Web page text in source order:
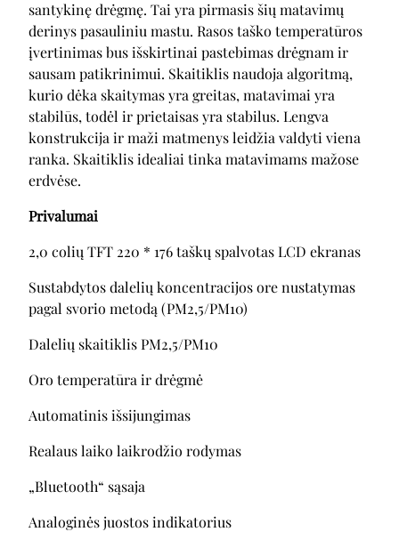
santykinę drėgmę. Tai yra pirmasis šių matavimų
derinys pasauliniu mastu. Rasos taško temperatūros
įvertinimas bus išskirtinai pastebimas drėgnam ir
sausam patikrinimui. Skaitiklis naudoja algoritmą,
kurio dėka skaitymas yra greitas, matavimai yra
stabilūs, todėl ir prietaisas yra stabilus. Lengva
konstrukcija ir maži matmenys leidžia valdyti viena
ranka. Skaitiklis idealiai tinka matavimams mažose
erdvėse.
Privalumai
2,0 colių TFT 220 * 176 taškų spalvotas LCD ekranas
Sustabdytos dalelių koncentracijos ore nustatymas
pagal svorio metodą (PM2,5/PM10)
Dalelių skaitiklis PM2,5/PM10
Oro temperatūra ir drėgmė
Automatinis išsijungimas
Realaus laiko laikrodžio rodymas
„Bluetooth“ sąsaja
Analoginės juostos indikatorius